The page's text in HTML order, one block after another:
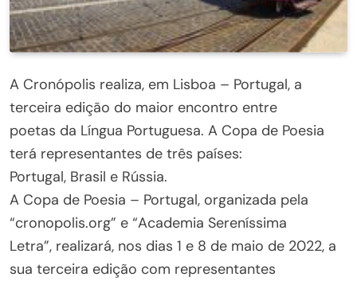
A Cronópolis realiza, em Lisboa – Portugal, a
terceira edição do maior encontro entre
poetas da Língua Portuguesa. A Copa de Poesia
terá representantes de três países:
Portugal, Brasil e Rússia.
A Copa de Poesia – Portugal, organizada pela
“cronopolis.org” e “Academia Sereníssima
Letra”, realizará, nos dias 1 e 8 de maio de 2022, a
sua terceira edição com representantes